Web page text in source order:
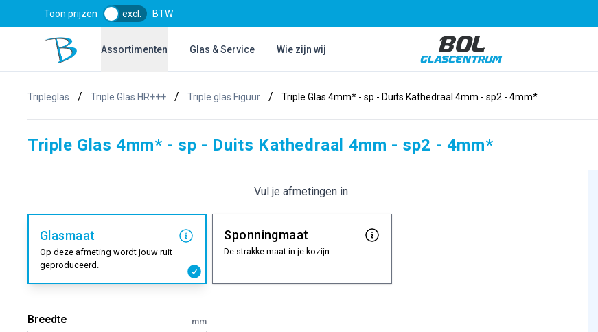
Toon prijzen excl. BTW
Bol Glascentrum B.V.Assortimenten Glas & Service Wie zijn wij
Bol Glascentrum B.V.
Tripleglas / Triple Glas HR+++ / Triple glas Figuur / Triple Glas 4mm* - sp - Duits Kathedraal 4mm - sp2 - 4mm*
Triple Glas 4mm* - sp - Duits Kathedraal 4mm - sp2 - 4mm*
Vul je afmetingen in
Glasmaat
Op deze afmeting wordt jouw ruit
geproduceerd.
Sponningmaat
De strakke maat in je kozijn.
Breedte mm